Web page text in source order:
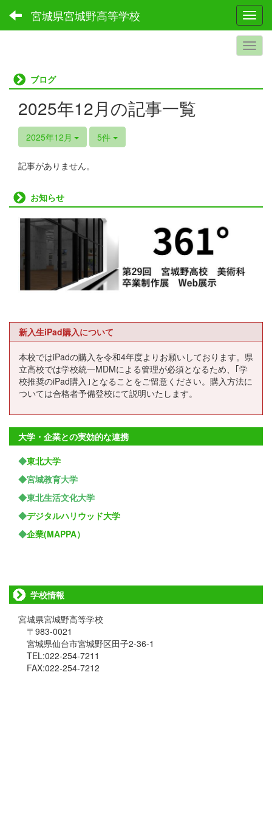
宮城県宮城野高等学校
ブログ
2025年12月の記事一覧
2025年12月 5件
記事がありません。
お知らせ
新入生iPad購入について
本校ではiPadの購入を令和4年度よりお願いしております。県
立高校では学校統一MDMによる管理が必須となるため、｢学
校推奨のiPad購入｣となることをご留意ください。購入方法に
ついては合格者予備登校にて説明いたします。
大学・企業との実効的な連携
◆東北大学
◆宮城教育大学
◆東北生活文化大学
◆デジタルハリウッド大学
◆企業(MAPPA）
学校情報
宮城県宮城野高等学校
〒983-0021
宮城県仙台市宮城野区田子2-36-1
TEL:022-254-7211
FAX:022-254-7212